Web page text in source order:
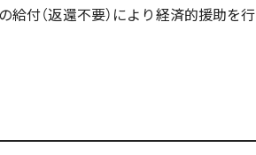
給付（返還不要）により経済的援助を行